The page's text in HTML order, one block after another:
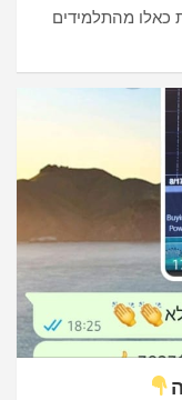
כאלו מהתלמידים